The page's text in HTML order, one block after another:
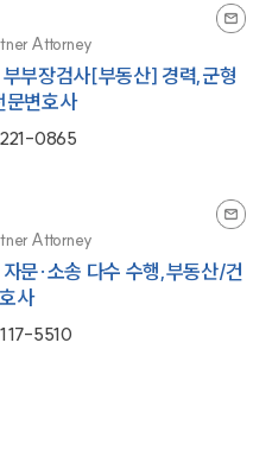
Attorney
부장검사[부동산] 경력,군형
문변호사
0865
Attorney
문·소송 다수 수행,부동산/건
사
5510